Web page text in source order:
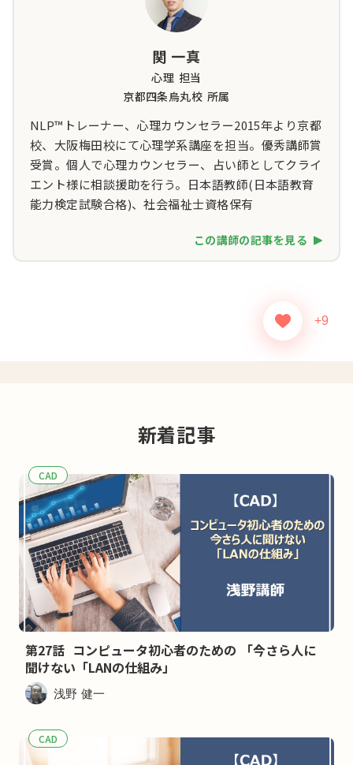
関 一真
心理 担当
京都四条烏丸校 所属
NLP™トレーナー、心理カウンセラー2015年より京都
校、大阪梅田校にて心理学系講座を担当。優秀講師賞
受賞。個人で心理カウンセラー、占い師としてクライ
エント様に相談援助を行う。日本語教師(日本語教育
能力検定試験合格)、社会福祉士資格保有
この講師の記事を見る
+9
新着記事
第27話 コンピュータ初心者のための 「今さら人に
聞けない「LANの仕組み」
浅野 健一
CAD
CAD